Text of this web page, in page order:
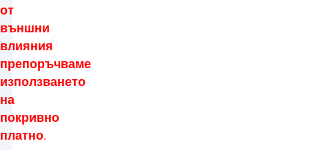
от
външни
влияния
препоръчваме
използването
на
покривно
платно.